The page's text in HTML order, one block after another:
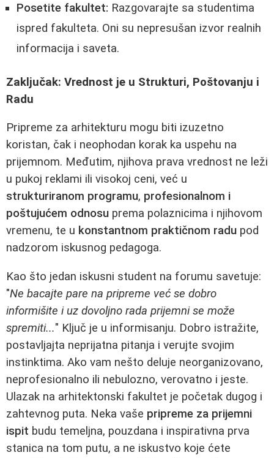
Posetite fakultet: Razgovarajte sa studentima
ispred fakulteta. Oni su nepresušan izvor realnih
informacija i saveta.
Zaključak: Vrednost je u Strukturi, Poštovanju i
Radu
Pripreme za arhitekturu mogu biti izuzetno
koristan, čak i neophodan korak ka uspehu na
prijemnom. Međutim, njihova prava vrednost ne leži
u pukoj reklami ili visokoj ceni, već u
strukturiranom programu, profesionalnom i
poštujućem odnosu prema polaznicima i njihovom
vremenu, te u konstantnom praktičnom radu pod
nadzorom iskusnog pedagoga.
Kao što jedan iskusni student na forumu savetuje:
"Ne bacajte pare na pripreme već se dobro
informišite i uz dovoljno rada prijemni se može
spremiti..." Ključ je u informisanju. Dobro istražite,
postavljajta neprijatna pitanja i verujte svojim
instinktima. Ako vam nešto deluje neorganizovano,
neprofesionalno ili nebulozno, verovatno i jeste.
Ulazak na arhitektonski fakultet je početak dugog i
zahtevnog puta. Neka vaše pripreme za prijemni
ispit budu temeljna, pouzdana i inspirativna prva
stanica na tom putu, a ne iskustvo koje ćete